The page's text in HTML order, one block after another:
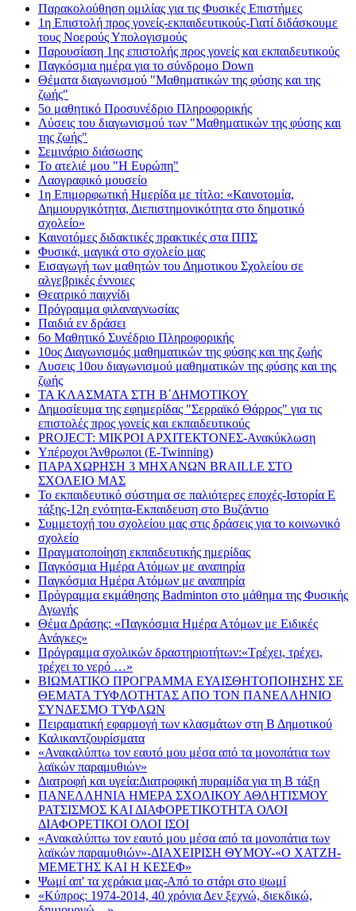
Παρακολούθηση ομιλίας για τις Φυσικές Επιστήμες
1η Επιστολή προς γονείς-εκπαιδευτικούς-Γιατί διδάσκουμε
τους Νοερούς Υπολογισμούς
Παρουσίαση 1ης επιστολής προς γονείς και εκπαιδευτικούς
Παγκόσμια ημέρα για το σύνδρομο Down
Θέματα διαγωνισμού "Μαθηματικών της φύσης και της
ζωής"
5ο μαθητικό Προσυνέδριο Πληροφορικής
Λύσεις του διαγωνισμού των "Μαθηματικών της φύσης και
της ζωής"
Σεμινάριο διάσωσης
Το ατελιέ μου "Η Ευρώπη"
Λαογραφικό μουσείο
1η Επιμορφωτική Ημερίδα με τίτλο: «Καινοτομία,
Δημιουργικότητα, Διεπιστημονικότητα στο δημοτικό
σχολείο»
Καινοτόμες διδακτικές πρακτικές στα ΠΠΣ
Φυσικά, μαγικά στο σχολείο μας
Εισαγωγή των μαθητών του Δημοτικου Σχολείου σε
αλγεβρικές έννοιες
Θεατρικό παιχνίδι
Πρόγραμμα φιλαναγνωσίας
Παιδιά εν δράσει
6ο Μαθητικό Συνέδριο Πληροφορικής
10ος Διαγωνισμός μαθηματικών της φύσης και της ζωής
Λυσεις 10ου διαγωνισμού μαθηματικών της φύσης και της
ζωής
ΤΑ ΚΛΑΣΜΑΤΑ ΣΤΗ Β΄ΔΗΜΟΤΙΚΟΥ
Δημοσίευμα της εφημερίδας "Σερραϊκό Θάρρος" για τις
επιστολές προς γονείς και εκπαιδευτικούς
PROJECT: ΜΙΚΡΟΙ ΑΡΧΙΤΕΚΤΟΝΕΣ-Ανακύκλωση
Υπέροχοι Άνθρωποι (E-Twinning)
ΠΑΡΑΧΩΡΗΣΗ 3 ΜΗΧΑΝΩΝ BRAILLE ΣΤΟ
ΣΧΟΛΕΙΟ ΜΑΣ
Το εκπαιδευτικό σύστημα σε παλιότερες εποχές-Ιστορία Ε
τάξης-12η ενότητα-Εκπαιδευση στο Βυζάντιο
Συμμετοχή του σχολείου μας στις δράσεις για το κοινωνικό
σχολείο
Πραγματοποίηση εκπαιδευτικής ημερίδας
Παγκόσμια Ημέρα Ατόμων με αναπηρία
Παγκόσμια Ημέρα Ατόμων με αναπηρία
Πρόγραμμα εκμάθησης Badminton στο μάθημα της Φυσικής
Αγωγής
Θέμα Δράσης: «Παγκόσμια Ημέρα Ατόμων με Ειδικές
Ανάγκες»
Πρόγραμμα σχολικών δραστηριοτήτων:«Τρέχει, τρέχει,
τρέχει το νερό …»
ΒΙΩΜΑΤΙΚΟ ΠΡΟΓΡΑΜΜΑ ΕΥΑΙΣΘΗΤΟΠΟΙΗΣΗΣ ΣΕ
ΘΕΜΑΤΑ ΤΥΦΛΟΤΗΤΑΣ ΑΠΟ ΤΟΝ ΠΑΝΕΛΛΗΝΙΟ
ΣΥΝΔΕΣΜΟ ΤΥΦΛΩΝ
Πειραματική εφαρμογή των κλασμάτων στη Β Δημοτικού
Καλικαντζουρίσματα
«Ανακαλύπτω τον εαυτό μου μέσα από τα μονοπάτια των
λαϊκών παραμυθιών»
Διατροφή και υγεία:Διατροφική πυραμίδα για τη Β τάξη
ΠΑΝΕΛΛΗΝΙΑ ΗΜΕΡΑ ΣΧΟΛΙΚΟΥ ΑΘΛΗΤΙΣΜΟΥ
ΡΑΤΣΙΣΜΟΣ ΚΑΙ ΔΙΑΦΟΡΕΤΙΚΟΤΗΤΑ ΟΛΟΙ
ΔΙΑΦΟΡΕΤΙΚΟΙ ΟΛΟΙ ΙΣΟΙ
«Ανακαλύπτω τον εαυτό μου μέσα από τα μονοπάτια των
λαϊκών παραμυθιών»-ΔΙΑΧΕΙΡΙΣΗ ΘΥΜΟΥ-«Ο ΧΑΤΖΗ-
ΜΕΜΕΤΗΣ ΚΑΙ Η ΚΕΣΕΦ»
Ψωμί απ' τα χεράκια μας-Από το στάρι στο ψωμί
«Κύπρος: 1974-2014, 40 χρόνια Δεν ξεχνώ, διεκδικώ,